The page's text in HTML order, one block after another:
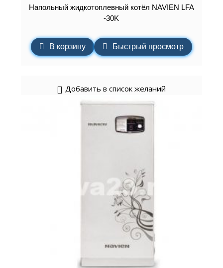
Напольный жидкотоплевный котёл NAVIEN LFA
-30K
В корзину Быстрый просмотр
Добавить в список желаний